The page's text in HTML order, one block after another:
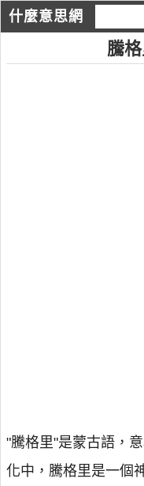
什麼意思網
騰
"騰格里"是蒙古語，
化中，騰格里是一個